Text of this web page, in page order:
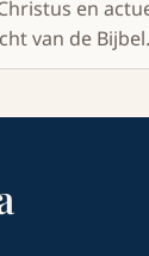
en
van de Bijbel.